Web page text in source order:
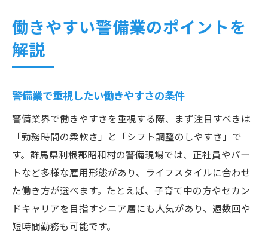
働きやすい警備業のポイントを
解説
警備業で重視したい働きやすさの条件
警備業界で働きやすさを重視する際、まず注目すべきは
「勤務時間の柔軟さ」と「シフト調整のしやすさ」で
す。群馬県利根郡昭和村の警備現場では、正社員やパー
トなど多様な雇用形態があり、ライフスタイルに合わせ
た働き方が選べます。たとえば、子育て中の方やセカン
ドキャリアを目指すシニア層にも人気があり、週数回や
短時間勤務も可能です。